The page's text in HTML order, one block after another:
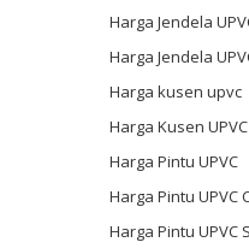
Harga Jendela
Harga Jendela
Harga kusen upvc
Harga Kusen
Harga Pintu UPVC
Harga Pintu UPVC
Harga Pintu UPVC